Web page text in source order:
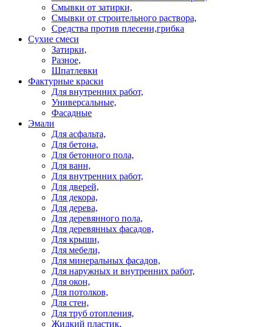
Смывки от затирки,
Смывки от строительного раствора,
Средства против плесени,грибка
Сухие смеси
Затирки,
Разное,
Шпатлевки
Фактурные краски
Для внутренних работ,
Универсальные,
Фасадные
Эмали
Для асфальта,
Для бетона,
Для бетонного пола,
Для ванн,
Для внутренних работ,
Для дверей,
Для декора,
Для дерева,
Для деревянного пола,
Для деревянных фасадов,
Для крыши,
Для мебели,
Для минеральных фасадов,
Для наружных и внутренних работ,
Для окон,
Для потолков,
Для стен,
Для труб отопления,
Жидкий пластик,